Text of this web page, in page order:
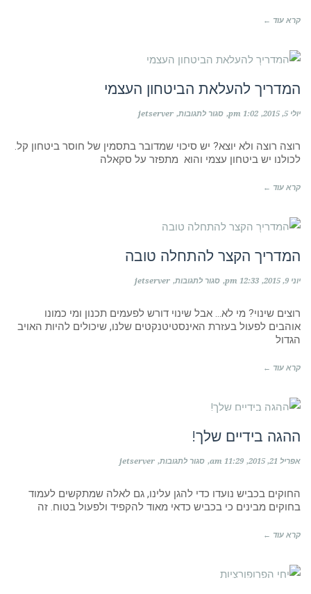
קרא עוד ←
המדריך שלי
המדריך להעלאת הביטחון העצמי
יולי 5, 2015 1:02 pm סגור לתגובותעל
הביטחון
העצמי
jetserver
רוצה רוצה ולא יוצא? יש סיכוי שמדובר בתסמין של חוסר ביטחון קל.
לכולנו יש ביטחון עצמי והוא מתפזר על סקאלה
קרא עוד ←
המדריך שלי
המדריך הקצר להתחלה טובה
יוני 9, 2015 12:33 pm סגור לתגובותעל
להתחלה
טובה
jetserver
רוצים שינוי? מי לא… אבל שינוי דורש לפעמים תכנון ומי כמונו
אוהבים לפעול בעזרת האינסטיטנקטים שלנו, שיכולים להיות האויב
הגדול
קרא עוד ←
כל מה שצריך לדעת...
ההגה בידיים שלך!
אפריל 21, 2015 11:29 am סגור לתגובותעל
שלך!
jetserver
החוקים בכביש נועדו כדי להגן עלינו, גם לאלה שמתקשים לעמוד
בחוקים מבינים כי בכביש כדאי מאוד להקפיד ולפעול בטוח. זה
קרא עוד ←
כל מה שצריך לדעת...